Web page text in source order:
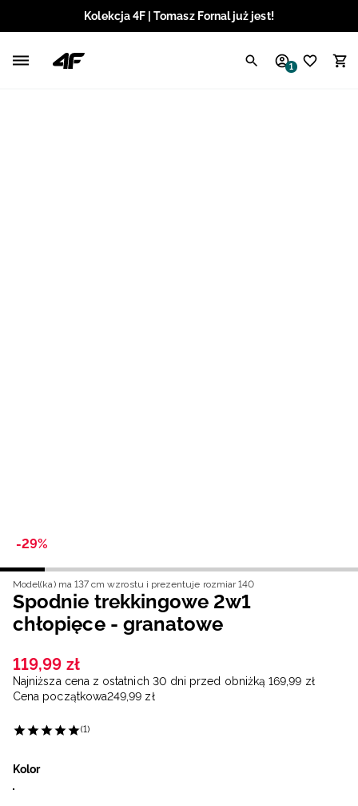
Kolekcja 4F | Tomasz Fornal już jest!
1
-29%
Model(ka) ma 137 cm wzrostu i prezentuje rozmiar 140
Spodnie trekkingowe 2w1
chłopięce - granatowe
119,99 zł
Najniższa cena z ostatnich 30 dni przed obniżką 169,99 zł
Cena początkowa249,99 zł
(1)
Kolor